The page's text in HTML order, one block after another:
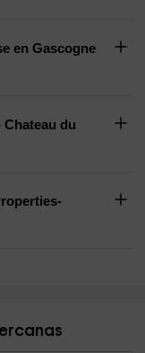
en Gascogne
du